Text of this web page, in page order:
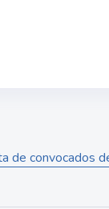
de convocados